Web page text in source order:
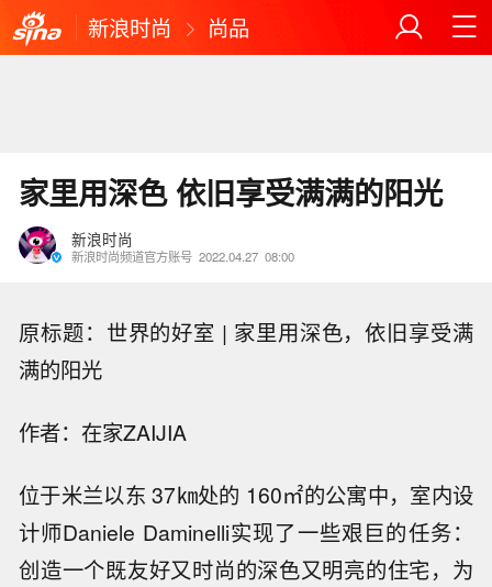
新浪时尚 尚品
家里用深色 依旧享受满满的阳光
新浪时尚
新浪时尚频道官方账号 2022.04.27 08:00
原标题：世界的好室 | 家里用深色，依旧享受满
满的阳光
作者：在家ZAIJIA
位于米兰以东 37㎞处的 160㎡的公寓中，室内设
计师Daniele Daminelli实现了一些艰巨的任务：
创造一个既友好又时尚的深色又明亮的住宅，为